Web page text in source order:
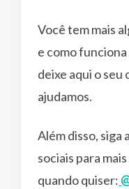
Você tem mais
e como
deixe aqui o seu
ajudamos.
Além disso, siga a
sociais para
quando quiser: